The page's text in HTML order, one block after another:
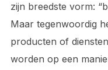
zijn breedste vorm:
Maar tegenwoordig
producten of
worden op een